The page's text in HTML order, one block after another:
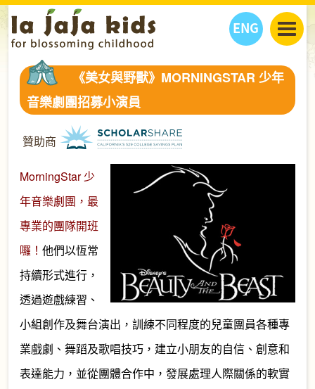
ENG
丫丫看天下
教學活動
丫丫活動
丫丫之選
健康生活館
關於我們
我們的故事
丫丫夥伴 + 友情連接
《美女與野獸》MORNINGSTAR 少年
音樂劇團招募小演員
贊助商
MorningStar 少
年音樂劇團，最
專業的團隊開班
囉！他們以恆常
持續形式進行，
透過遊戲練習、
小組創作及舞台演出，訓練不同程度的兒童團員各種專
業戲劇、舞蹈及歌唱技巧， 建立小朋友的自信、創意和
表達能力，並從團體合作中，發展處理人際關係的軟實